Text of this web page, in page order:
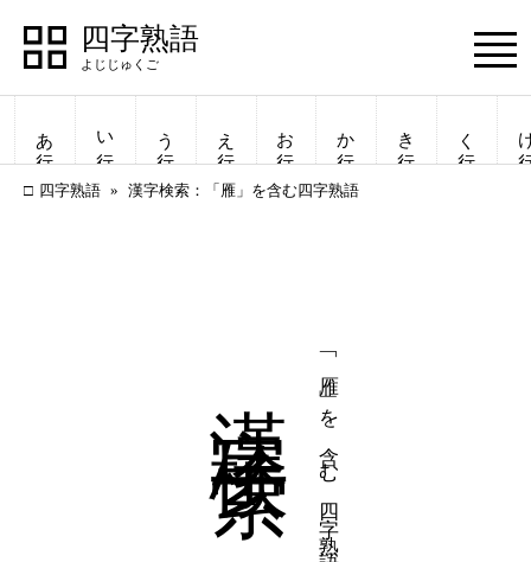
四字熟語
四字熟語
一覧表示
Menu
あ行 い行 う行 え行 お行 か行 き行 く行
四字熟語 漢字検索：「雁」を含む四字熟語
「雁」を含む四字熟語
四字熟語
一覧表示